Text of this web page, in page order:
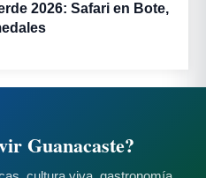
2026: Safari en Bote,
Guanacaste?